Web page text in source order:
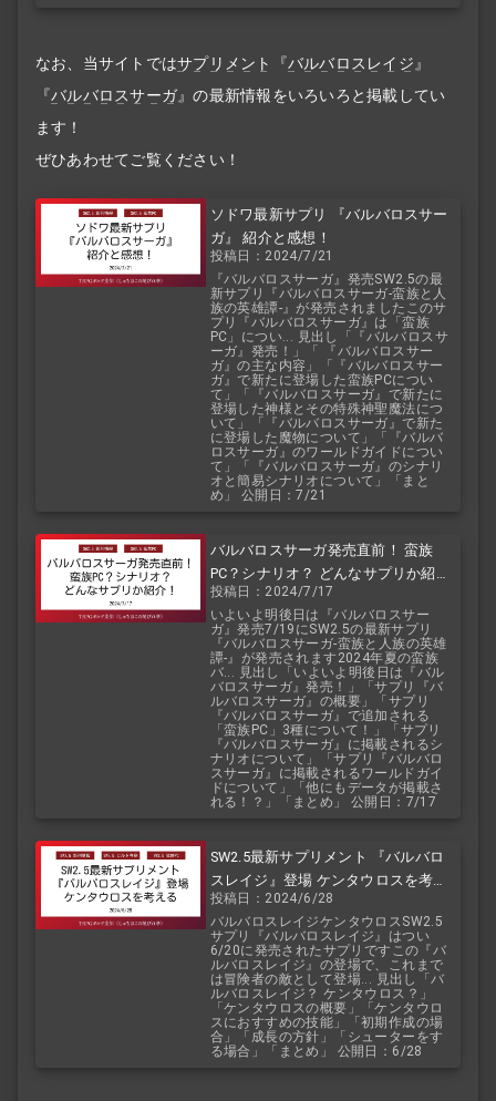
なお、当サイトではサプリメント 『バルバロスレイジ 』
『バルバロスサーガ』の最新情報をいろいろと掲載してい
ます！
ぜひあわせてご覧ください！
ソドワ最新サプリ 『バルバロスサー
ガ』 紹介と感想！
投稿日：2024/7/21
『バルバロスサーガ』発売SW2.5の最
新サプリ『バルバロスサーガ-蛮族と人
族の英雄譚-』が発売されましたこのサ
プリ『バルバロスサーガ』は「蛮族
PC」につい... 見出し「『バルバロスサ
ーガ』発売！」「 『バルバロスサー
ガ』の主な内容」「『バルバロスサー
ガ』で新たに登場した蛮族PCについ
て」「『バルバロスサーガ』で新たに
登場した神様とその特殊神聖魔法につ
いて」「『バルバロスサーガ』で新た
に登場した魔物について」「『バルバ
ロスサーガ』のワールドガイドについ
て」「『バルバロスサーガ』のシナリ
オと簡易シナリオについて」「まと
め」 公開日：7/21
バルバロスサーガ発売直前！ 蛮族
PC？シナリオ？ どんなサプリか紹
介！
投稿日：2024/7/17
いよいよ明後日は『バルバロスサー
ガ』発売7/19にSW2.5の最新サプリ
『バルバロスサーガ-蛮族と人族の英雄
譚-』が発売されます2024年夏の蛮族
バ... 見出し「いよいよ明後日は『バル
バロスサーガ』発売！」「サプリ『バ
ルバロスサーガ』の概要」「サプリ
『バルバロスサーガ』で追加される
「蛮族PC」3種について！」「サプリ
『バルバロスサーガ』に掲載されるシ
ナリオについて」「サプリ『バルバロ
スサーガ』に掲載されるワールドガイ
ドについて」「他にもデータが掲載さ
れる！？」「まとめ」 公開日：7/17
SW2.5最新サプリメント 『バルバロ
スレイジ』登場 ケンタウロスを考え
る
投稿日：2024/6/28
バルバロスレイジケンタウロスSW2.5
サプリ『バルバロスレイジ』はつい
6/20に発売されたサプリですこの『バ
ルバロスレイジ』の登場で、これまで
は冒険者の敵として登場... 見出し「バ
ルバロスレイジ？ ケンタウロス？」
「ケンタウロスの概要」「ケンタウロ
スにおすすめの技能」「初期作成の場
合」「成長の方針」「シューターをす
る場合」「まとめ」 公開日：6/28